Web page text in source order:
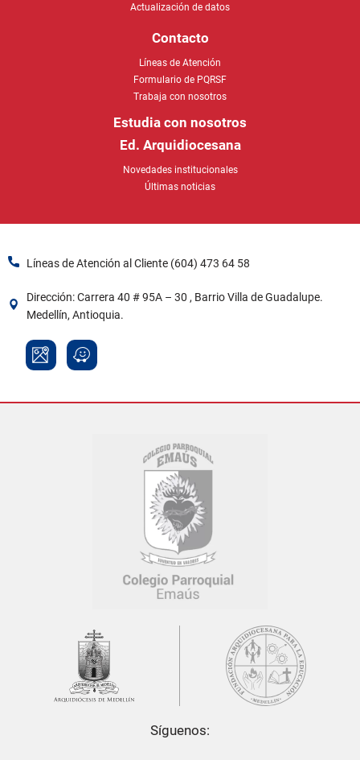
Actualización de datos
Contacto
Líneas de Atención
Formulario de PQRSF
Trabaja con nosotros
Estudia con nosotros
Ed. Arquidiocesana
Novedades institucionales
Últimas noticias
Líneas de Atención al Cliente (604) 473 64 58​
Dirección: Carrera 40 # 95A – 30 , Barrio Villa de Guadalupe.
Medellín, Antioquia.
Síguenos: